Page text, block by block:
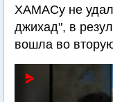
ХАМАСу не
джихад", в
вошла во